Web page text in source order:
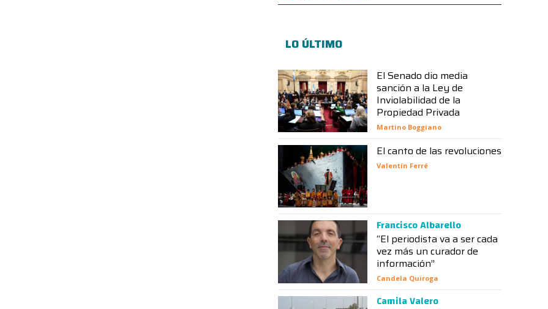
LO ÚLTIMO
El Senado dio media
sanción a la Ley de
Inviolabilidad de la
Propiedad Privada
Martino Boggiano
El canto de las revoluciones
Valentín Ferré
Francisco Albarello
“El periodista va a ser cada
vez más un curador de
información”
Candela Quiroga
Camila Valero